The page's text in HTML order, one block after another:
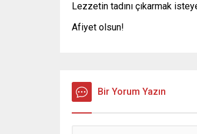
Lezzetin tadını çıkarmak
Afiyet olsun!
Bir Yorum Yazın